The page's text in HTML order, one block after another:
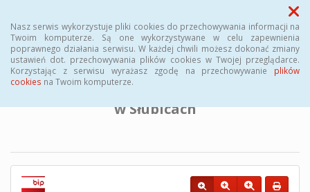
Nasz serwis wykorzystuje pliki cookies do przechowywania informacji na
Twoim komputerze. Są one wykorzystywane w celu zapewnienia
poprawnego działania serwisu. W każdej chwili możesz dokonać zmiany
ustawień dot. przechowywania plików cookies w Twojej przeglądarce.
Korzystając z serwisu wyrażasz zgodę na przechowywanie plików
cookies na Twoim komputerze.
Menu
BIULETYN INFORMACJI PUBLICZNEJ
Powiatowego Urzędu Pracy
w Słubicach